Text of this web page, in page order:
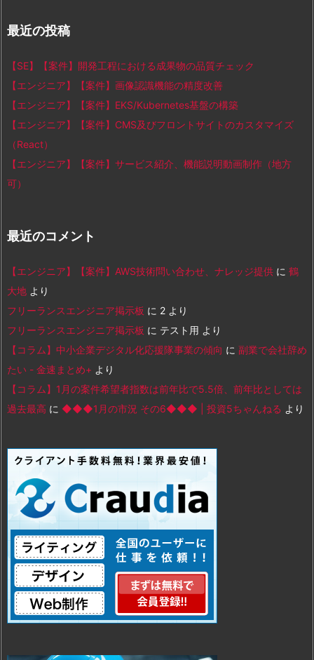
最近の投稿
【SE】【案件】開発工程における成果物の品質チェック
【エンジニア】【案件】画像認識機能の精度改善
【エンジニア】【案件】EKS/Kubernetes基盤の構築
【エンジニア】【案件】CMS及びフロントサイトのカスタマイズ
（React）
【エンジニア】【案件】サービス紹介、機能説明動画制作（地方
可）
最近のコメント
【エンジニア】【案件】AWS技術問い合わせ、ナレッジ提供 に 鶴
大地 より
フリーランスエンジニア掲示板 に 2 より
フリーランスエンジニア掲示板 に テスト用 より
【コラム】中小企業デジタル化応援隊事業の傾向 に 副業で会社辞め
たい - 金速まとめ+ より
【コラム】1月の案件希望者指数は前年比で5.5倍、前年比としては
過去最高 に ◆◆◆1月の市況 その6◆◆◆ | 投資5ちゃんねる より